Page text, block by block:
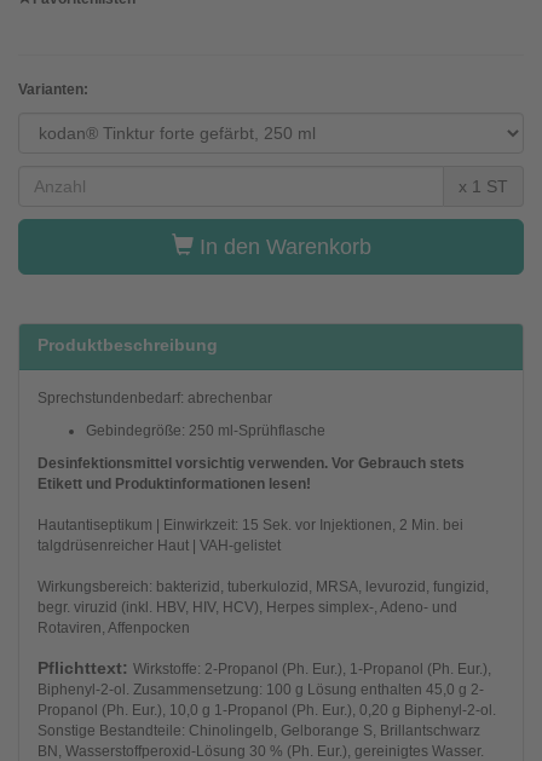
Varianten:
x 1 ST
In den Warenkorb
Produktbeschreibung
Sprechstundenbedarf: abrechenbar
Gebindegröße: 250 ml-Sprühflasche
Desinfektionsmittel vorsichtig verwenden. Vor Gebrauch stets
Etikett und Produktinformationen lesen!
Hautantiseptikum | Einwirkzeit: 15 Sek. vor Injektionen, 2 Min. bei
talgdrüsenreicher Haut | VAH-gelistet
Wirkungsbereich: bakterizid, tuberkulozid, MRSA, levurozid, fungizid,
begr. viruzid (inkl. HBV, HIV, HCV), Herpes simplex-, Adeno- und
Rotaviren, Affenpocken
Pflichttext: Wirkstoffe: 2-Propanol (Ph. Eur.), 1-Propanol (Ph. Eur.),
Biphenyl-2-ol. Zusammensetzung: 100 g Lösung enthalten 45,0 g 2-
Propanol (Ph. Eur.), 10,0 g 1-Propanol (Ph. Eur.), 0,20 g Biphenyl-2-ol.
Sonstige Bestandteile: Chinolingelb, Gelborange S, Brillantschwarz
BN, Wasserstoffperoxid-Lösung 30 % (Ph. Eur.), gereinigtes Wasser.